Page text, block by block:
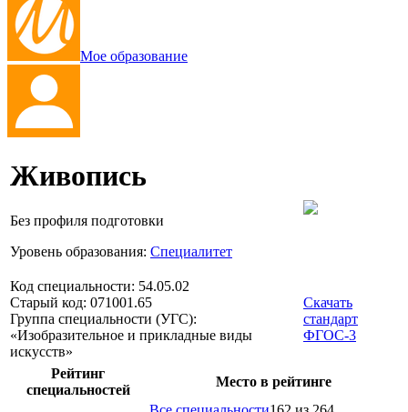
Мое образование
Живопись
Без профиля подготовки
Уровень образования: Специалитет
Код специальности: 54.05.02
Старый код: 071001.65
Группа специальности (УГС):
«Изобразительное и прикладные виды
искусств»
Скачать
стандарт
ФГОС-3
Рейтинг
специальностей
Место в рейтинге